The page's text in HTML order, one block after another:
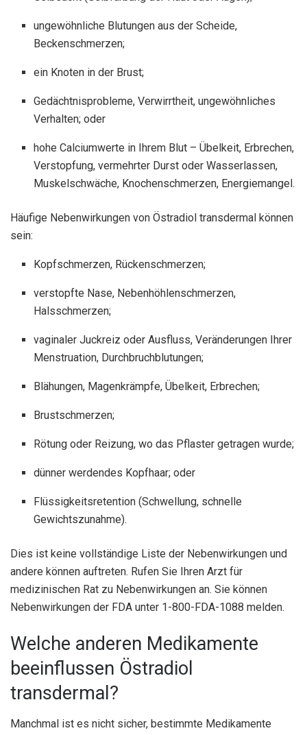
ungewöhnliche Blutungen aus der Scheide,
Beckenschmerzen;
ein Knoten in der Brust;
Gedächtnisprobleme, Verwirrtheit, ungewöhnliches
Verhalten; oder
hohe Calciumwerte in Ihrem Blut – Übelkeit, Erbrechen,
Verstopfung, vermehrter Durst oder Wasserlassen,
Muskelschwäche, Knochenschmerzen, Energiemangel.
Häufige Nebenwirkungen von Östradiol transdermal können
sein:
Kopfschmerzen, Rückenschmerzen;
verstopfte Nase, Nebenhöhlenschmerzen,
Halsschmerzen;
vaginaler Juckreiz oder Ausfluss, Veränderungen Ihrer
Menstruation, Durchbruchblutungen;
Blähungen, Magenkrämpfe, Übelkeit, Erbrechen;
Brustschmerzen;
Rötung oder Reizung, wo das Pflaster getragen wurde;
dünner werdendes Kopfhaar; oder
Flüssigkeitsretention (Schwellung, schnelle
Gewichtszunahme).
Dies ist keine vollständige Liste der Nebenwirkungen und
andere können auftreten. Rufen Sie Ihren Arzt für
medizinischen Rat zu Nebenwirkungen an. Sie können
Nebenwirkungen der FDA unter 1-800-FDA-1088 melden.
Welche anderen Medikamente
beeinflussen Östradiol
transdermal?
Manchmal ist es nicht sicher, bestimmte Medikamente